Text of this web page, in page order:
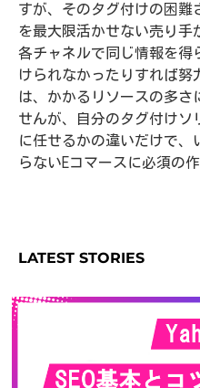
すが、そのタグ付けの困難
を最大限活かせない売り手
各チャネルで同じ情報を得
けられなかったりすれば努
は、かかるリソースの多さ
せんが、自分のタグ付けソ
に任せるかの違いだけで
らないEコマースに必須の
LATEST STORIES